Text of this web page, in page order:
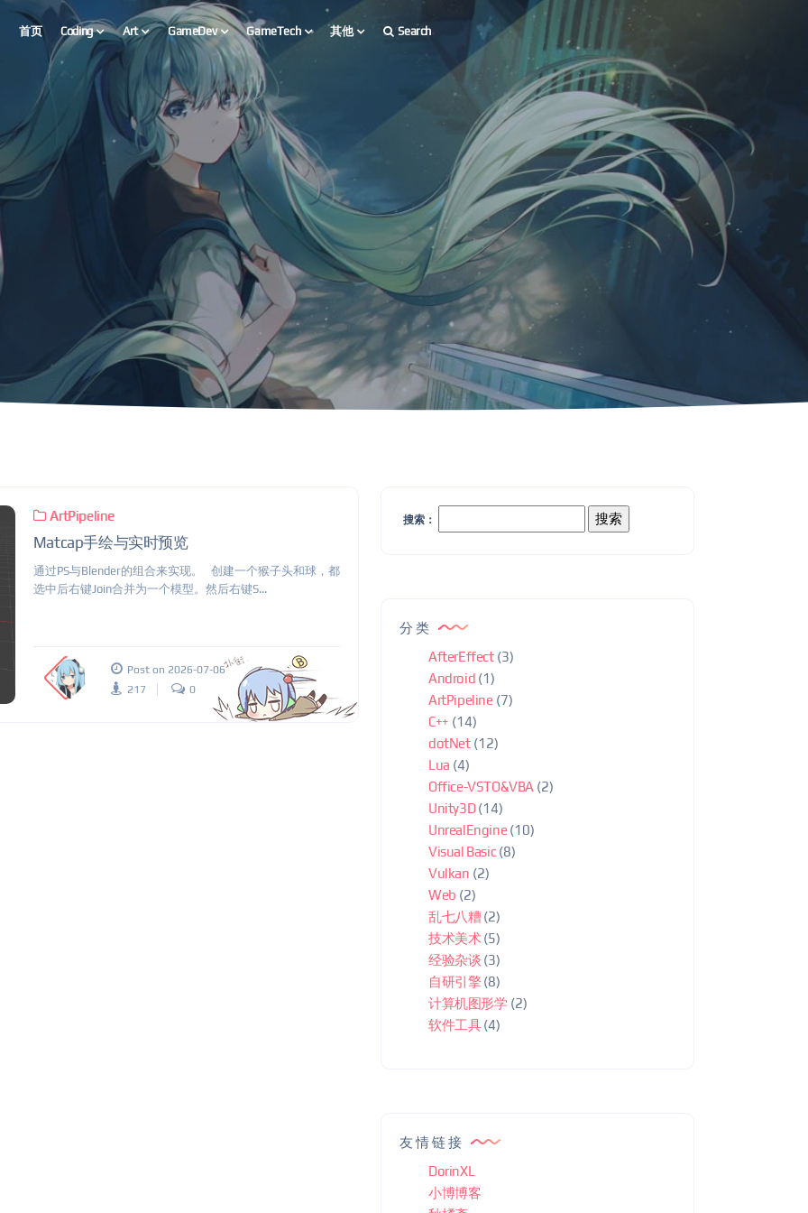
首页 Coding Art GameDev GameTech 其他 Search
ArtPipeline
Matcap手绘与实时预览
通过PS与Blender的组合来实现。 创建一个猴子头和球，都
选中后右键Join合并为一个模型。然后右键S...
Post on 2026-07-06
217
0
搜索：
分类
AfterEffect(3)
Android (1)
ArtPipeline (7)
C++ (14)
dotNet(12)
Lua (4)
Office-VSTO&VBA (2)
Unity3D(14)
UnrealEngine (10)
Visual Basic(8)
Vulkan (2)
Web (2)
乱七八糟(2)
技术美术(5)
经验杂谈 (3)
自研引擎 (8)
计算机图形学 (2)
软件工具(4)
友情链接
DorinXL
小博博客